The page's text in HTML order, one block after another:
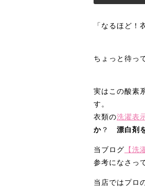
「なるほど！
ちょっと待っ
実はこの酸素
す。
衣類の洗濯表
か ？ 漂白剤
当ブログ 【洗
参考になさっ
当店ではプロ